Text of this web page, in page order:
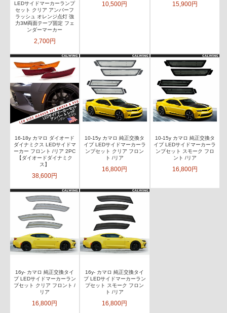
LEDサイドマーカーランプ
セット クリア アンバーフ
ラッシュ オレンジ点灯 強
力3M両面テープ固定 フェ
ンダーマーカー
2,700円
10,500円 15,900円
16-18y カマロ ダイオード
ダイナミクス LEDサイドマ
ーカー フロント /リア 2PC
【ダイオードダイナミク
ス】
38,600円
10-15y カマロ 純正交換タ
イプ LEDサイドマーカーラ
ンプセット クリア フロン
ト /リア
16,800円
10-15y カマロ 純正交換タ
イプ LEDサイドマーカーラ
ンプセット スモーク フロ
ント /リア
16,800円
16y- カマロ 純正交換タイ
プ LEDサイドマーカーラン
プセット クリア フロント /
リア
16,800円
16y- カマロ 純正交換タイ
プ LEDサイドマーカーラン
プセット スモーク フロン
ト /リア
16,800円